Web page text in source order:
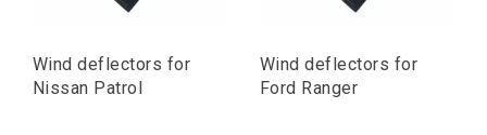
Wind deflectors for
Nissan Patrol
Wind deflectors for
Ford Ranger